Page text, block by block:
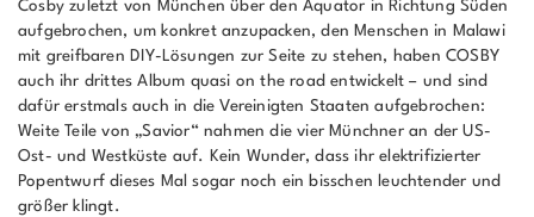
Cosby zuletzt von München über den Äquator in Richtung Süden
aufgebrochen, um konkret anzupacken, den Menschen in Malawi
mit greifbaren DIY-Lösungen zur Seite zu stehen, haben COSBY
auch ihr drittes Album quasi on the road entwickelt – und sind
dafür erstmals auch in die Vereinigten Staaten aufgebrochen:
Weite Teile von „Savior“ nahmen die vier Münchner an der US-
Ost- und Westküste auf. Kein Wunder, dass ihr elektrifizierter
Popentwurf dieses Mal sogar noch ein bisschen leuchtender und
größer klingt.